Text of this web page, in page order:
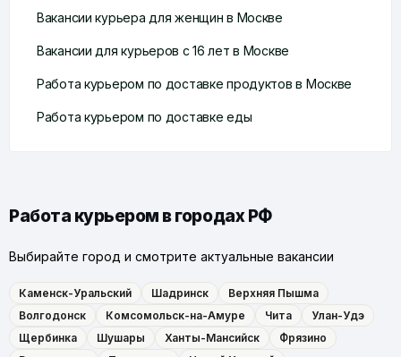
Вакансии курьера для женщин в Москве
Вакансии для курьеров с 16 лет в Москве
Работа курьером по доставке продуктов в Москве
Работа курьером по доставке еды
Работа курьером в городах РФ
Выбирайте город и смотрите актуальные вакансии
Каменск-Уральский Шадринск
Верхняя Пышма
Волгодонск
Комсомольск-на-Амуре Чита
Улан-Удэ
Щербинка
Шушары Ханты-Мансийск
Фрязино